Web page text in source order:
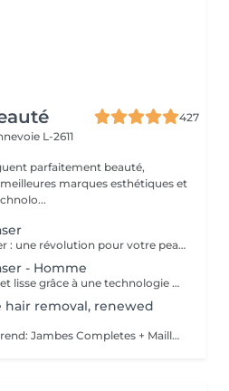
427
L-2611
parfaitement beauté,
L'épilation définitive au laser : une révolution pour votre peau ! Avec notre technologie avancée Pulse Laser , offrez-vous investissement dans votre confort et votre beauté . Les avantages de l'épilation définitive : -Une méthode douce et indolore. -Résultats durables. -Adaptée à tous les types de peau. -Gain de temps et praticité. -Rapidité et efficacité. -Calculer 6 séance es par zone. Révéler votre beauté naturelle ! Votre bien-être est notre priorité.
- Homme
Profitez d'une peau douce et lisse grâce à une technologie de pointe qui allie efficacité, rapidité et confort tous les types de peau . Des résultats visibles et durables Un soin en toute sécurité et sans douleur Une méthode rapide pour être prête avant les fêtes ! Sublimez votre peau Prenez soin de vous vous le méritez !
hair removal, renewed
L'epilation complete comprend: Jambes Completes + Maillot intégral + Aisselles + Sourcils + Duvet Épilation à la cire permet d'arracher le poil et la racine, ce qui a pour effet de ralentir la repousse de quelques semaines. De plus, le poil qui repoussera sera plus fin. L'épilation à la cire est une méthode efficace pour tous les types de poils. La cire tiède est utilisée sur la majorité des régions corporelles. Pour les régions plus sensibles, comme les aisselles et le bikini, c'est plutôt la cire chaude qui est utilisée afin de minimiser les risques d'ecchymoses dus à une traction trop forte.